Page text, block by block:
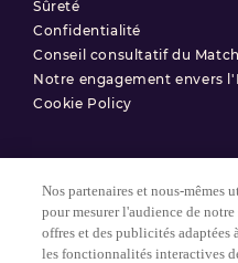
Sûreté
Confidentialité
Conseil consultatif du
Notre engagement envers
Cookie Policy
Conditions d'utilisation
Politique de confidentialité
Nos partenaires et nous-mêmes
pour mesurer l'audience de
offres et des publicités adaptées
les fonctionnalités interactives